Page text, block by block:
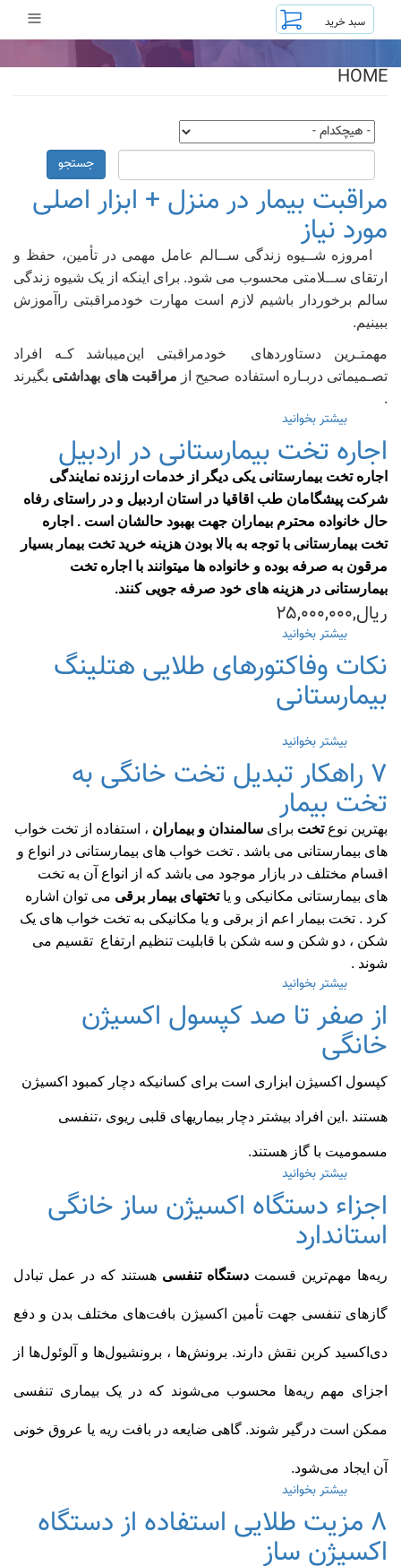
محتوای
≡
HOME
جستجو
مراقبت بیمار در منزل + ابزار اصلی
مورد نیاز
امروزه شــیوه زندگی ســالم عامل مهمی در تأمین، حفظ و
ارتقای ســلامتی محسوب می شود. برای اینکه از یک شیوه زندگی
سالم برخوردار باشیم لازم است مهارت خودمراقبتی راآموزش
ببینیم.
ﻣﻬﻤﺘـﺮﯾﻦ دﺳﺘﺎوردﻫﺎی ﺧﻮدﻣﺮاﻗﺒﺘﯽ اﯾﻦمیباشد ﮐـﻪ افراد
ﺗﺼـﻤﯿﻤﺎتی درﺑـﺎره اﺳﺘﻔﺎده ﺻﺤﯿﺢ از ﻣﺮاﻗﺒﺖ ﻫﺎی ﺑﻬﺪاﺷﺘﯽ ﺑﮕﯿﺮﻧﺪ
.
بیشتر بخوانید
بیمار
در
منزل
+
ابزار
اصلی
مورد
نیاز
اجاره تخت بیمارستانی در اردبیل
اجاره تخت بیمارستانی یکی دیگر از خدمات ارزنده نمایندگی
شرکت پیشگامان طب اقاقیا در استان اردبیل و در راستای رفاه
حال خانواده محترم بیماران جهت بهبود حالشان است . اجاره
تخت بیمارستانی با توجه به بالا بودن هزینه خرید تخت بیمار بسیار
مرقون به صرفه بوده و خانواده ها میتوانند با اجاره تخت
بیمارستانی در هزینه های خود صرفه جویی کنند.
ریال,۲۵,۰۰۰,۰۰۰
بیشتر بخوانید
تخت
بیمارستانی
در
نکات وفاکتورهای طلایی هتلینگ
بیمارستانی
بیشتر بخوانید
وفاکتورهای
طلایی
هتلینگ
بیمارستانی
۷ راهکار تبدیل تخت خانگی به
تخت بیمار
بهترین نوعتخت برای سالمندان و بیماران ، استفاده از تخت خواب
های بیمارستانی می باشد . تخت خواب های بیمارستانی در انواع و
اقسام مختلف در بازار موجود می باشد که از انواع آن به تخت
های بیمارستانی مکانیکی و یاتختهای بیمار برقی می توان اشاره
کرد . تخت بیمار اعم از برقی و یا مکانیکی به تخت خواب های یک
شکن ، دو شکن و سه شکن با قابلیت تنظیم ارتفاع تقسیم می
شوند .
بیشتر بخوانید
راهکار
به
بیمار
از صفر تا صد کپسول اکسیژن
خانگی
کپسول اکسیژن ابزاری است برای کسانیکه دچار کمبود اکسیژن
هستند .این افراد بیشتر دچار بیماریهای قلبی ریوی ،تنفسی
مسمومیت با گاز هستند.
بیشتر بخوانید
از
صفر
اکسیژن
اجزاء دستگاه اکسیژن ساز خانگی
استاندارد
ریه‌ها مهم‌ترین قسمت دستگاه تنفسی هستند که در عمل تبادل
گازهای تنفسی جهت تأمین اکسیژن بافت‌های مختلف بدن و دفع
دی‌اکسید کربن نقش دارند. برونش‌ها ، برونشیول‌ها و آلوئول‌ها از
اجزای مهم ریه‌ها محسوب می‌شوند که در یک بیماری تنفسی
ممکن است درگیر شوند. گاهی ضایعه در بافت ریه یا عروق خونی
آن ایجاد می‌شود.
بیشتر بخوانید
اجزاء
دستگاه
اکسیژن
ساز
۸ مزیت طلایی استفاده از دستگاه
اکسیژن ساز